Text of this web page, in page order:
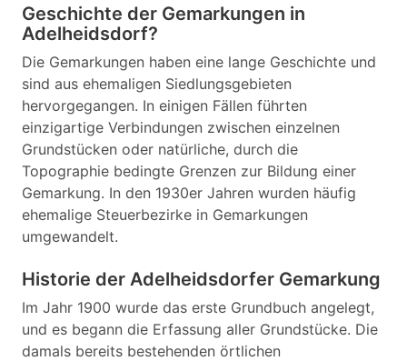
Geschichte der Gemarkungen in
Adelheidsdorf?
Die Gemarkungen haben eine lange Geschichte und
sind aus ehemaligen Siedlungsgebieten
hervorgegangen. In einigen Fällen führten
einzigartige Verbindungen zwischen einzelnen
Grundstücken oder natürliche, durch die
Topographie bedingte Grenzen zur Bildung einer
Gemarkung. In den 1930er Jahren wurden häufig
ehemalige Steuerbezirke in Gemarkungen
umgewandelt.
Historie der Adelheidsdorfer Gemarkung
Im Jahr 1900 wurde das erste Grundbuch angelegt,
und es begann die Erfassung aller Grundstücke. Die
damals bereits bestehenden örtlichen